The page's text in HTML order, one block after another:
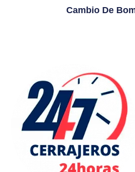
Cambio De